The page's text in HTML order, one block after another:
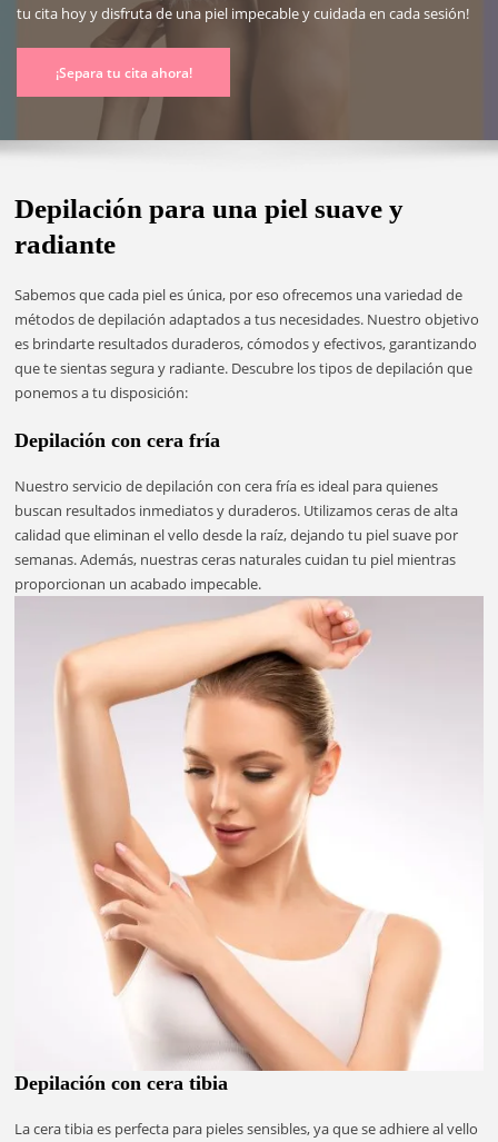
tu cita hoy y disfruta de una piel impecable y cuidada en cada sesión!
¡Separa tu cita ahora!
Depilación para una piel suave y
radiante
Sabemos que cada piel es única, por eso ofrecemos una variedad de
métodos de depilación adaptados a tus necesidades. Nuestro objetivo
es brindarte resultados duraderos, cómodos y efectivos, garantizando
que te sientas segura y radiante. Descubre los tipos de depilación que
ponemos a tu disposición:
Depilación con cera fría
Nuestro servicio de depilación con cera fría es ideal para quienes
buscan resultados inmediatos y duraderos. Utilizamos ceras de alta
calidad que eliminan el vello desde la raíz, dejando tu piel suave por
semanas. Además, nuestras ceras naturales cuidan tu piel mientras
proporcionan un acabado impecable.
Depilación con cera tibia
La cera tibia es perfecta para pieles sensibles, ya que se adhiere al vello